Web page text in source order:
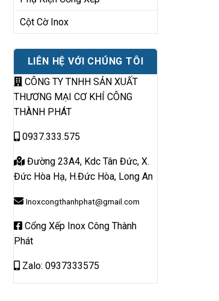
Cột Cờ Inox
LIÊN HỆ VỚI CHÚNG TÔI
CÔNG TY TNHH SẢN XUẤT
THƯƠNG MẠI CƠ KHÍ CÔNG
THÀNH PHÁT
0937.333.575
Đường 23A4, Kdc Tân Đức, X.
Đức Hòa Hạ, H.Đức Hòa, Long An
Inoxcongthanhphat@gmail.com
Cổng Xếp Inox Công Thành
Phát
Zalo: 0937333575